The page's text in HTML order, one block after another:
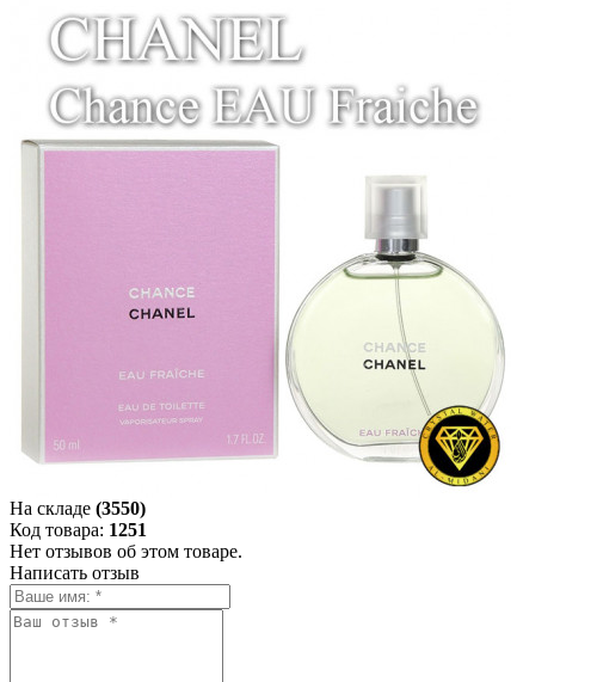
На складе (3550)
Код товара: 1251
Нет отзывов об этом товаре.
Написать отзыв